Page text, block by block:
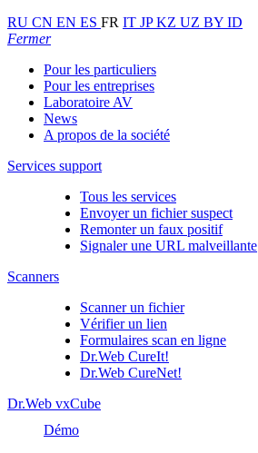
RU CN EN ES FR IT JPKZ UZ BY ID
Fermer
Pour les particuliers
Pour les entreprises
Laboratoire AV
News
A propos de la société
Services support
Tous les services
Envoyer un fichier suspect
Remonter un faux positif
Signaler une URL malveillante
Scanners
Scanner un fichier
Vérifier un lien
Formulaires scan en ligne
Dr.Web CureIt!
Dr.Web CureNet!
Dr.Web vxCube
Démo